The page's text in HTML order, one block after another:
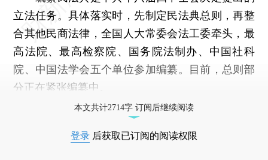
立法任务。具体落实时，先制定民法典总则，再整
合其他民商法律，全国人大常委会法工委牵头，最
高法院、最高检察院、国务院法制办、中国社科
院、中国法学会五个单位参加编纂。目前，总则部
分正在紧张编纂中。
本文共计2714字 订阅后继续阅读
登录 后获取已订阅的阅读权限